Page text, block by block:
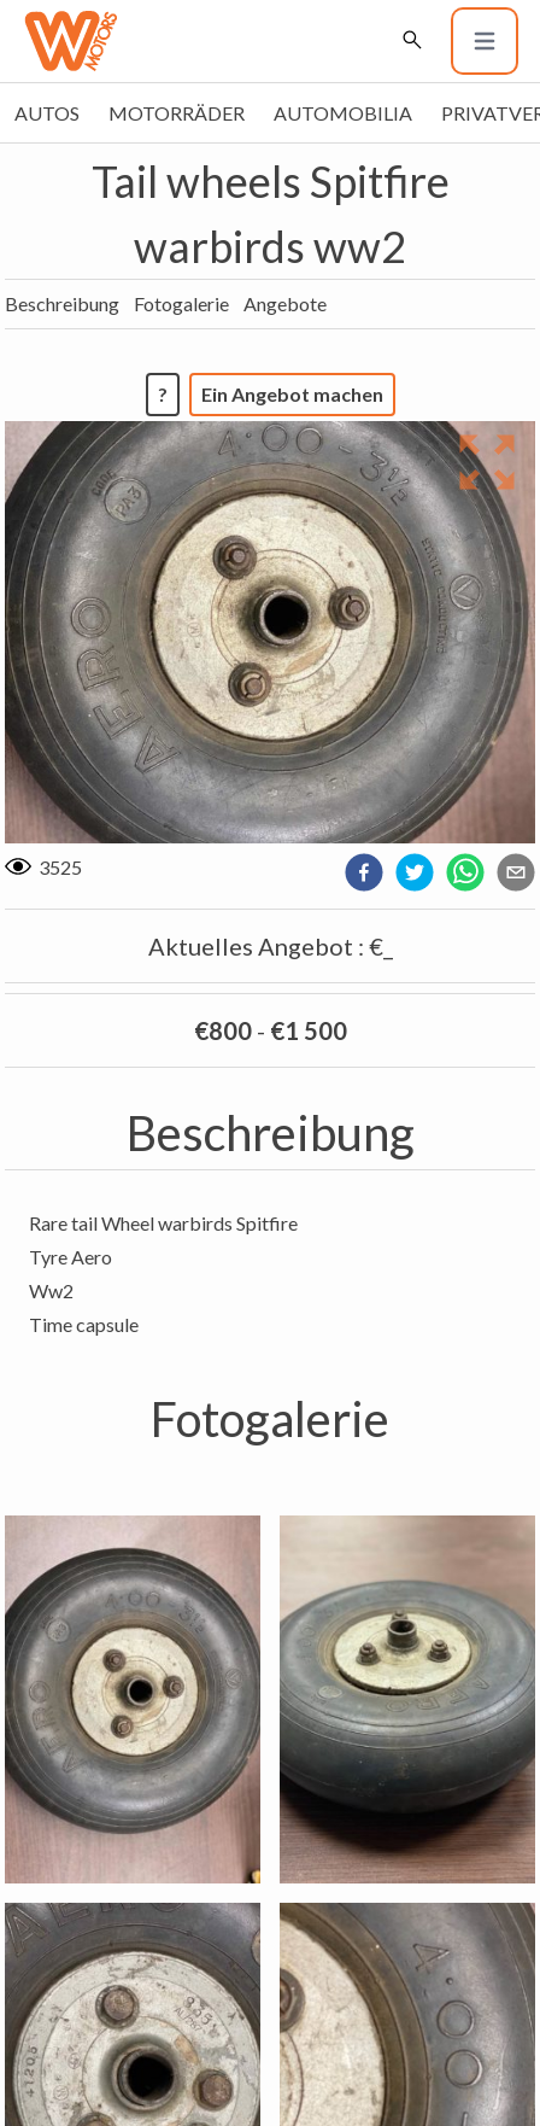
AUTOS MOTORRÄDER AUTOMOBILIA
Tail wheels Spitfire
warbirds ww2
Beschreibung Fotogalerie Angebote
? Ein Angebot machen
3525
Aktuelles Angebot : €_
€800- €1 500
Beschreibung
Rare tail Wheel warbirds Spitfire
Tyre Aero
Ww2
Time capsule
Fotogalerie